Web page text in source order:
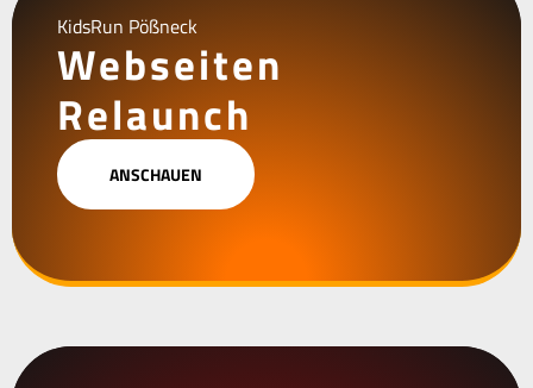
KidsRun Pößneck
Webseiten
Relaunch
ANSCHAUEN